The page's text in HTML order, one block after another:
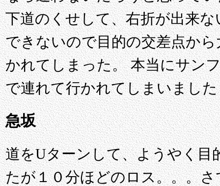
下道のくせして、右折が出来
できないので目的の交差点か
かれてしまった。 本当にサン
で連れて行かれてしまいました
急坂
道をUターンして、ようやく目
たが１０分ほどのロス。。。